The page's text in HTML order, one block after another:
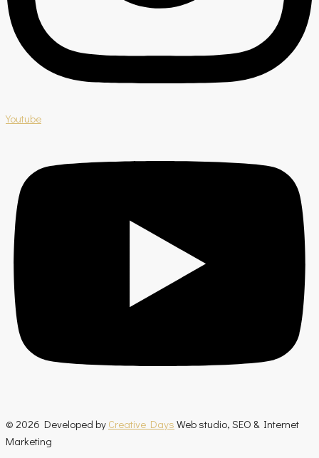
Youtube
© 2026 Developed by Creative Days Web studio, SEO & Internet
Marketing